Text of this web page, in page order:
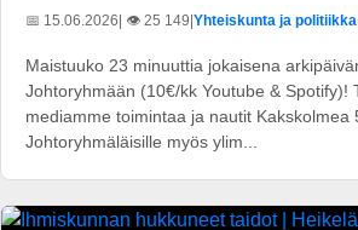
📅 15.06.2026 | 👁️ 25 149 Yhteiskunta ja politiikka
Maistuuko 23 minuuttia jokaisena
Johtoryhmään (10€/kk Youtube & Spotify)!
mediamme toimintaa ja nautit Kakskolmea
Johtoryhmäläisille myös ylim...